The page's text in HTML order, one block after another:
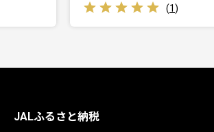
( 1)
JALふるさと納税